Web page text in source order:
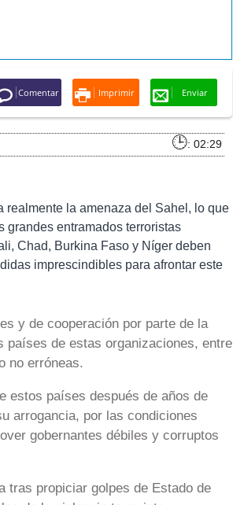
Comentar Imprimir Enviar
: 02:29
la amenaza del Sahel, lo que
grandes entramados terroristas
Chad, Burkina Faso y Níger deben
imprescindibles para afrontar este
y de cooperación por parte de la
países de estas organizaciones, entre
no erróneas.
estos países después de años de
arrogancia, por las condiciones
gobernantes débiles y corruptos
tras propiciar golpes de Estado de